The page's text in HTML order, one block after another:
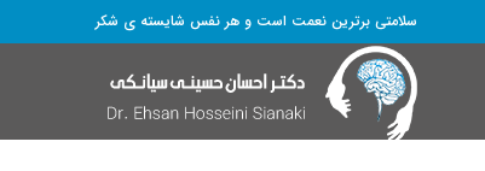
سلامتی برترین نعمت است و هر نفس شایسته­ ی شکر